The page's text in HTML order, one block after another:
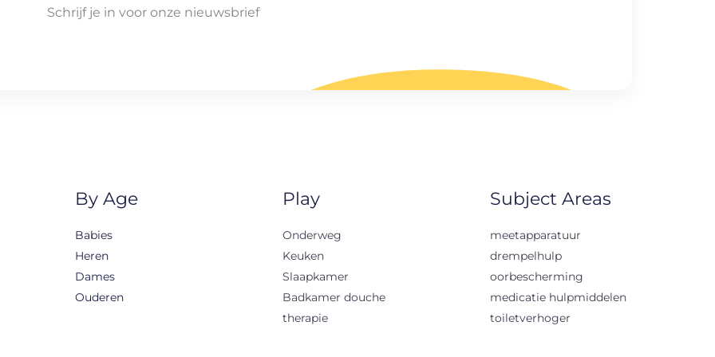
Schrijf je in voor onze nieuwsbrief
By Age
Babies
Heren
Dames
Ouderen
Play
Onderweg
Keuken
Slaapkamer
Badkamer douche
therapie
Subject Areas
meetapparatuur
drempelhulp
oorbescherming
medicatie hulpmiddelen
toiletverhoger